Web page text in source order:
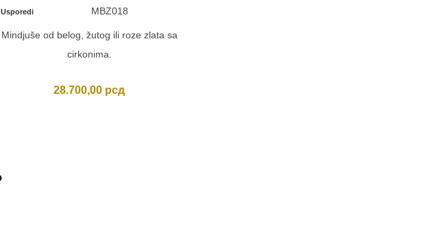
Usporedi MBZ018
Mindjuše od belog, žutog ili roze zlata sa
cirkonima.
28.700,00 рсд